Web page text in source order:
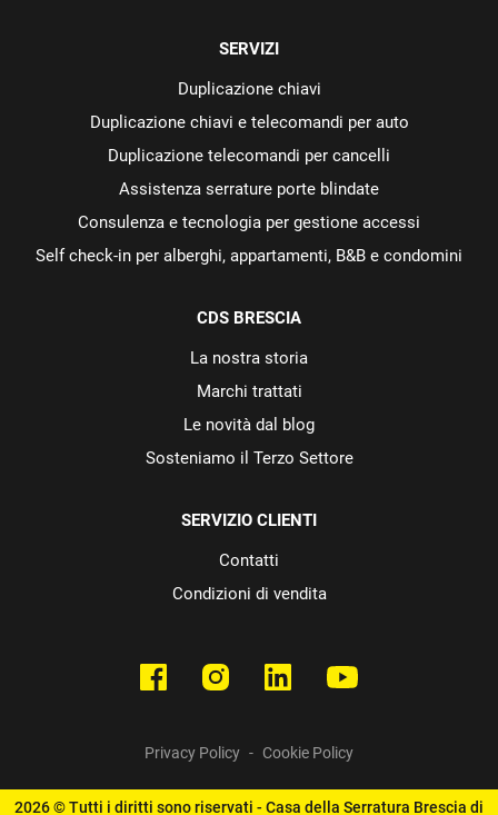
SERVIZI
Duplicazione chiavi
Duplicazione chiavi e telecomandi per auto
Duplicazione telecomandi per cancelli
Assistenza serrature porte blindate
Consulenza e tecnologia per gestione accessi
Self check-in per alberghi, appartamenti, B&B e condomini
CDS BRESCIA
La nostra storia
Marchi trattati
Le novità dal blog
Sosteniamo il Terzo Settore
SERVIZIO CLIENTI
Contatti
Condizioni di vendita
Privacy Policy - Cookie Policy
2026 © Tutti i diritti sono riservati - Casa della Serratura Brescia di